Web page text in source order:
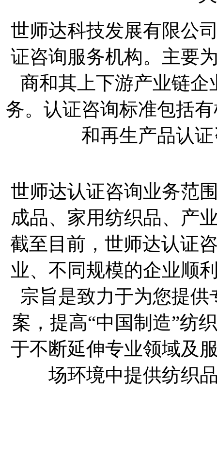
世师达科技发展有限公
证咨询服务机构。主要
商和其上下游产业链
务。认证咨询标准包括
和再生产品认
世师达认证咨询业务范
成品、家用纺织品、产
截至目前，世师达认证
业、不同规模的企业顺
宗旨是致力于为您提
案，提高“中国制造”纺
于不断延伸专业领域及
场环境中提供纺织